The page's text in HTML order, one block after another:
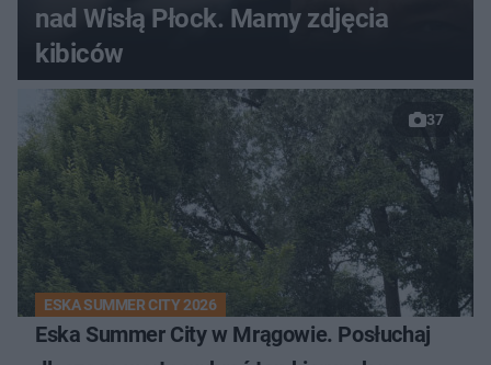
nad Wisłą Płock. Mamy zdjęcia
kibiców
37
ESKA SUMMER CITY 2026
Eska Summer City w Mrągowie. Posłuchaj